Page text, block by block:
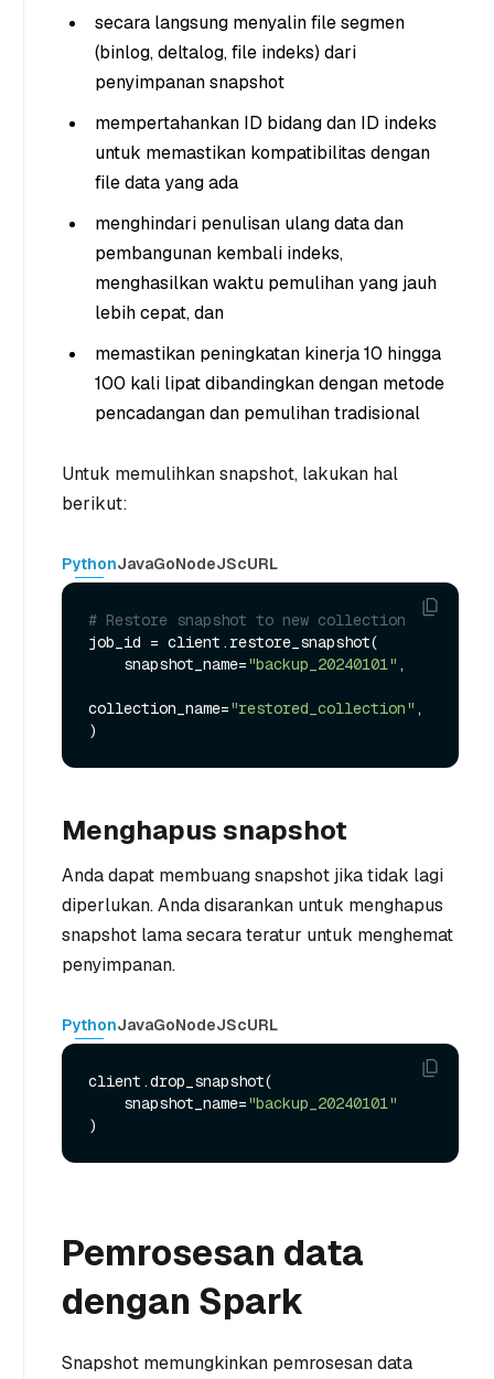
secara langsung menyalin file segmen
(binlog, deltalog, file indeks) dari
penyimpanan snapshot
mempertahankan ID bidang dan ID indeks
untuk memastikan kompatibilitas dengan
file data yang ada
menghindari penulisan ulang data dan
pembangunan kembali indeks,
menghasilkan waktu pemulihan yang jauh
lebih cepat, dan
memastikan peningkatan kinerja 10 hingga
100 kali lipat dibandingkan dengan metode
pencadangan dan pemulihan tradisional
Untuk memulihkan snapshot, lakukan hal
berikut:
PythonJavaGoNodeJScURL
# Restore snapshot to new collection
job_id = client.restore_snapshot(
    snapshot_name=
"backup_20240101" ,
collection_name="restored_collection" ,
Menghapus snapshot
Anda dapat membuang snapshot jika tidak lagi
diperlukan. Anda disarankan untuk menghapus
snapshot lama secara teratur untuk menghemat
penyimpanan.
PythonJavaGoNodeJScURL
client.drop_snapshot(
    snapshot_name=
"backup_20240101"
Pemrosesan data
dengan Spark
Snapshot memungkinkan pemrosesan data